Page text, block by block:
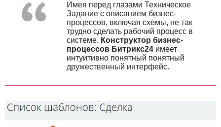
Имея перед глазами Техническое
Задание с описанием бизнес-
процессов, включая схемы, не так
трудно сделать рабочий процесс в
системе. Конструктор бизнес-
процессов Битрикс24 имеет
интуитивно понятный понятный
дружественный интерфейс.